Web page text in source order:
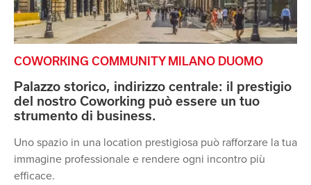
COWORKING COMMUNITY MILANO DUOMO
Palazzo storico, indirizzo centrale: il prestigio
del nostro Coworking può essere un tuo
strumento di business.
Uno spazio in una location prestigiosa può rafforzare la tua
immagine professionale e rendere ogni incontro più
efficace.